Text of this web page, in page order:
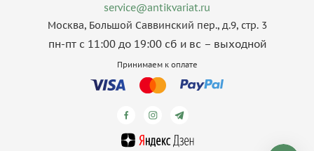
service@antikvariat.ru
Москва, Большой Саввинский пер., д.9, стр. 3
пн-пт с 11:00 до 19:00 сб и вс – выходной
Принимаем к оплате